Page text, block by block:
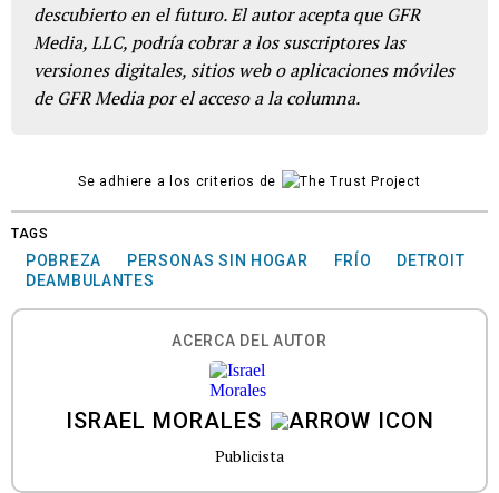
descubierto en el futuro. El autor acepta que GFR
Media, LLC, podría cobrar a los suscriptores las
versiones digitales, sitios web o aplicaciones móviles
de GFR Media por el acceso a la columna.
Se adhiere a los criterios de
TAGS
POBREZA PERSONAS SIN HOGAR FRÍO
DETROIT
DEAMBULANTES
ACERCA DEL AUTOR
ISRAEL MORALES
Publicista